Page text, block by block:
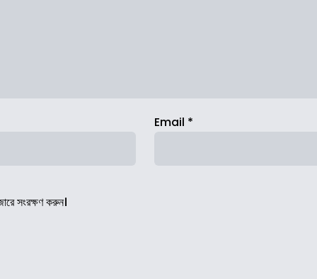
Email *
সংরক্ষণ করুন।